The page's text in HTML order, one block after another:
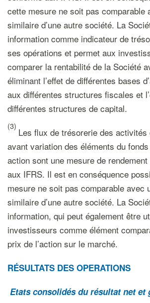
cette mesure ne soit pas comparable
similaire d’une autre société. La
information comme indicateur de
ses opérations et permet aux
comparer la rentabilité de la Société
éliminant l’effet de différentes bases
aux différentes structures fiscales et
différentes structures de capital.
(3)
Les flux de trésorerie des activités
avant variation des éléments du
action sont une mesure de
aux IFRS. Il est en conséquence
mesure ne soit pas comparable avec
similaire d’une autre société. La
information, qui peut également être
investisseurs comme élément
prix de l’action sur le marché.
RÉSULTATS DES OPERATIONS
Etats consolidés du résultat net et